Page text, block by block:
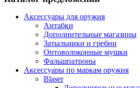
Аксессуары для оружия
Антабки
Дополнительные магазины
Затыльники и гребни
Оптоволоконные мушки
Фальшпатроны
Аксессуары по маркам оружия
Blaser